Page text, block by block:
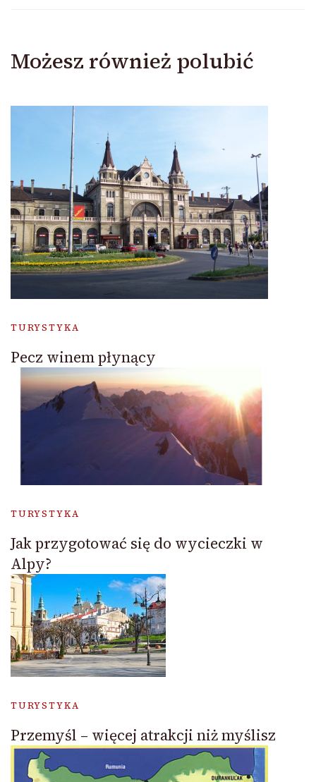
Możesz również polubić
TURYSTYKA
Pecz winem płynący
TURYSTYKA
Jak przygotować się do wycieczki w
Alpy?
TURYSTYKA
Przemyśl – więcej atrakcji niż myślisz